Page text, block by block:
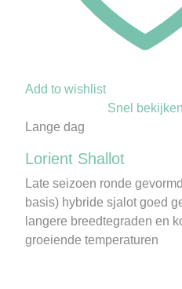
Add to wishlist
Snel bekijken
Lange dag
Lorient Shallot
Late seizoen ronde
basis) hybride sjalot goed
langere breedtegraden en
groeiende temperaturen